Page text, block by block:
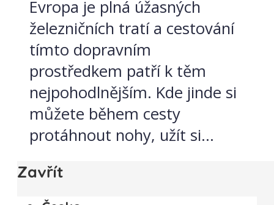
Evropa je plná úžasných
železničních tratí a cestování
tímto dopravním
prostředkem patří k těm
nejpohodlnějším. Kde jinde si
můžete během cesty
protáhnout nohy, užít si...
Zavřít